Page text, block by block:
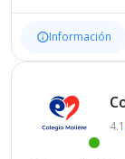
Información
4.1